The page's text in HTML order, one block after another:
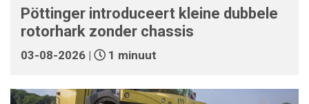
Pöttinger introduceert kleine dubbele
rotorhark zonder chassis
03-08-2026 | 1 minuut